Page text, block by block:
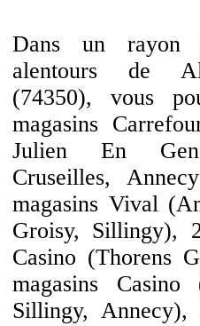
Dans un rayon
alentours de
(74350), vous
magasins
Julien En
Cruseilles,
magasins Vival
Groisy, Sillingy),
Casino (Thorens
magasins
Sillingy,